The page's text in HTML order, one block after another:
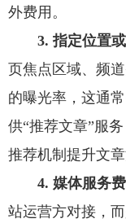
外费用。
3. 指定位置
页焦点区域、频
的曝光率，这通
供“推荐文章”服
推荐机制提升文
4. 媒体服务
站运营方对接，